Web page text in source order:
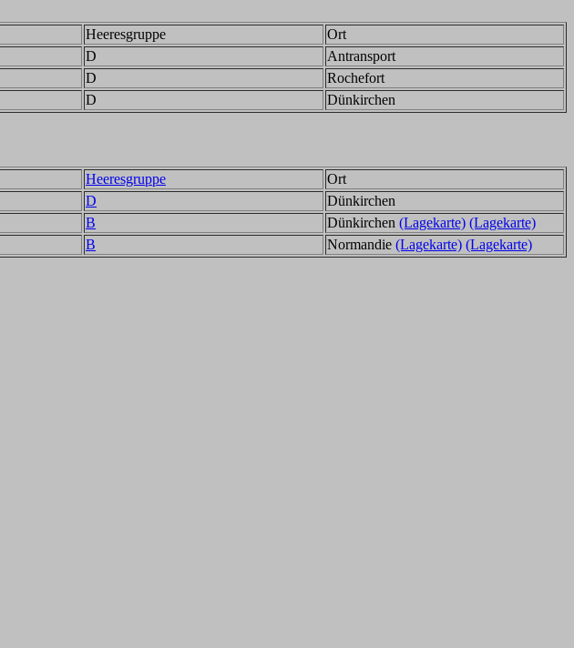
Heeresgruppe
Ort
D
Antransport
D
Rochefort
D Dünkirchen
Heeresgruppe
Ort
D
Dünkirchen
B Dünkirchen (Lagekarte) (Lagekarte)
B Normandie (Lagekarte) (Lagekarte)